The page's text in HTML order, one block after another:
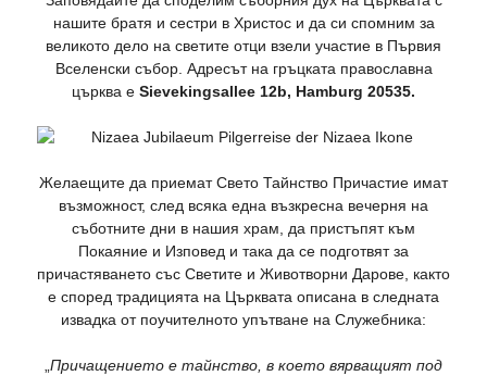
нашите братя и сестри в Христос и да си спомним за
великото дело на светите отци взели участие в Първия
Вселенски събор. Адресът на гръцката православна
църква е Sievekingsallee 12b, Hamburg 20535.
Желаещите да приемат Свето Тайнство Причастие имат
възможност, след всяка една възкресна вечерня на
съботните дни в нашия храм, да пристъпят към
Покаяние и Изповед и така да се подготвят за
причастяването със Светите и Животворни Дарове, както
е според традицията на Църквата описана в следната
извадка от поучителното упътване на Служебника:
Причащението е тайнство, в което вярващият под